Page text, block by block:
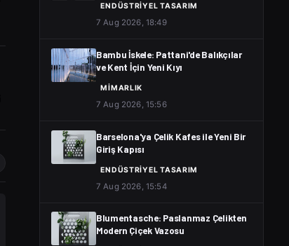
ENDÜSTRIYEL TASARIM
7 Aug 2026, 18:49
Bambu İskele: Pattani'de Balıkçılar
ve Kent İçin Yeni Kıyı
MIMARLIK
7 Aug 2026, 15:56
Barselona'ya Çelik Kafes ile Yeni Bir
Giriş Kapısı
ENDÜSTRIYEL TASARIM
7 Aug 2026, 15:54
Blumentasche: Paslanmaz Çelikten
Modern Çiçek Vazosu